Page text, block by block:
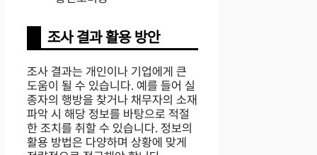
조사 결과 활용 방안
조사 결과는 개인이나 기업에게 큰
도움이 될 수 있습니다. 예를 들어 실
종자의 행방을 찾거나 채무자의 소재
파악 시 해당 정보를 바탕으로 적절
한 조치를 취할 수 있습니다. 정보의
활용 방법은 다양하며 상황에 맞게